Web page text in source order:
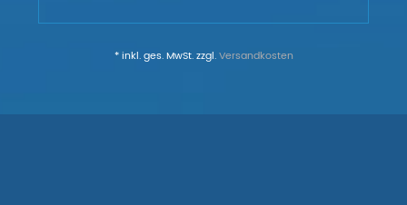
* inkl. ges. MwSt. zzgl.Versandkosten